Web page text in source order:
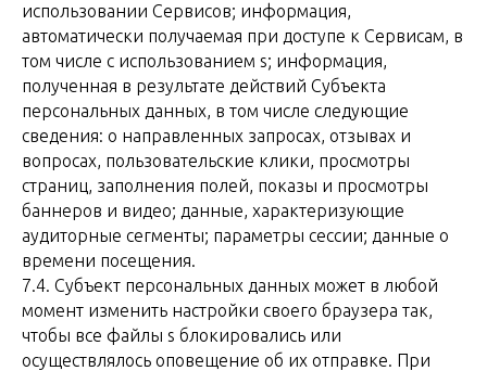
использовании Сервисов; информация,
автоматически получаемая при доступе к Сервисам, в
том числе с использованием s; информация,
полученная в результате действий Субъекта
персональных данных, в том числе следующие
сведения: о направленных запросах, отзывах и
вопросах, пользовательские клики, просмотры
страниц, заполнения полей, показы и просмотры
баннеров и видео; данные, характеризующие
аудиторные сегменты; параметры сессии; данные о
времени посещения.
7.4. Субъект персональных данных может в любой
момент изменить настройки своего браузера так,
чтобы все файлы s блокировались или
осуществлялось оповещение об их отправке. При